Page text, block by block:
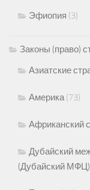
Эфиопия (3)
Законы (право)
Азиатские
Америка(73)
Африканский
Дубайский
(Дубайский МФЦ)